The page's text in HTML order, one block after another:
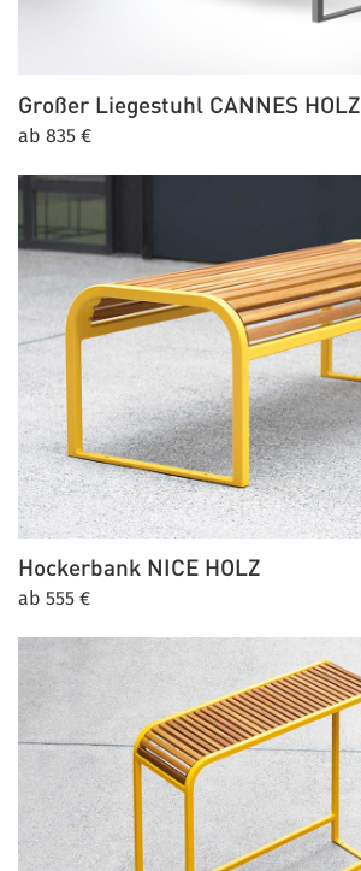
Großer Liegestuhl CANNES HOLZ
ab 835 €
Hockerbank NICE HOLZ
ab 555 €